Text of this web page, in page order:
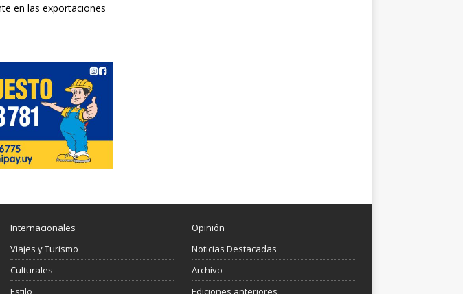
en las exportaciones
Internacionales
Viajes y Turismo
Culturales
Estilo
Opinión
Noticias Destacadas
Archivo
Ediciones anteriores